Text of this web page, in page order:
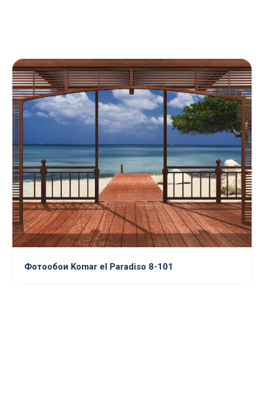
Фотообои Komar el Paradiso 8-101